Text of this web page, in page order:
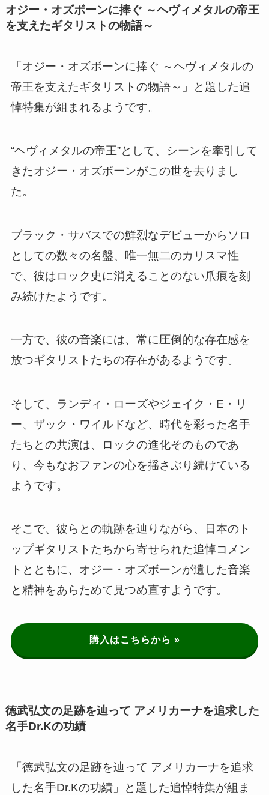
オジー・オズボーンに捧ぐ ～ヘヴィメタルの帝王
を支えたギタリストの物語～
「オジー・オズボーンに捧ぐ ～ヘヴィメタルの
帝王を支えたギタリストの物語～」と題した追
悼特集が組まれるようです。
“ヘヴィメタルの帝王”として、シーンを牽引して
きたオジー・オズボーンがこの世を去りまし
た。
ブラック・サバスでの鮮烈なデビューからソロ
としての数々の名盤、唯一無二のカリスマ性
で、彼はロック史に消えることのない爪痕を刻
み続けたようです。
一方で、彼の音楽には、常に圧倒的な存在感を
放つギタリストたちの存在があるようです。
そして、ランディ・ローズやジェイク・E・リ
ー、ザック・ワイルドなど、時代を彩った名手
たちとの共演は、ロックの進化そのものであ
り、今もなおファンの心を揺さぶり続けている
ようです。
そこで、彼らとの軌跡を辿りながら、日本のト
ップギタリストたちから寄せられた追悼コメン
トとともに、オジー・オズボーンが遺した音楽
と精神をあらためて見つめ直すようです。
購入はこちらから »
徳武弘文の足跡を辿って アメリカーナを追求した
名手Dr.Kの功績
「徳武弘文の足跡を辿って アメリカーナを追求
した名手Dr.Kの功績」と題した追悼特集が組ま